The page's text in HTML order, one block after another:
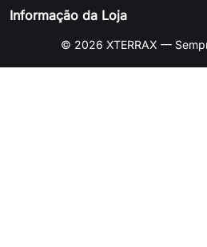
Informação da Loja
© 2026 XTERRAX —